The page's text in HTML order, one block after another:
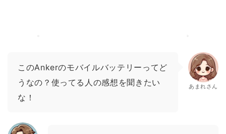
このAnkerのモバイルバッテリーってど
うなの？使ってる人の感想を聞きたい
な！
あまれさん